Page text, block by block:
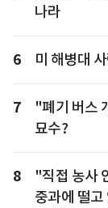
나라
6 미 해병대
7
"폐기 버스
묘수?
8
"직접 농사
중과에 떨